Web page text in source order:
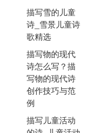
描写雪的儿童
诗_雪景儿童诗
歌精选
描写物的现代
诗怎么写？描
写物的现代诗
创作技巧与范
例
描写儿童活动